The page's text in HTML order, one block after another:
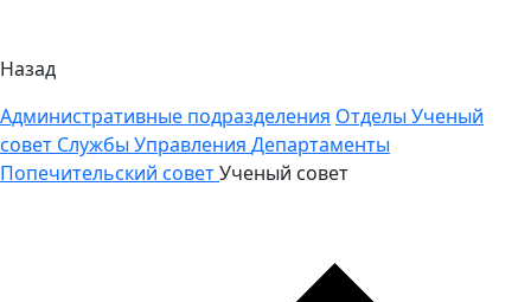
Назад
Административные подразделения Отделы Ученый
совет Службы Управления Департаменты
Попечительский советУченый совет